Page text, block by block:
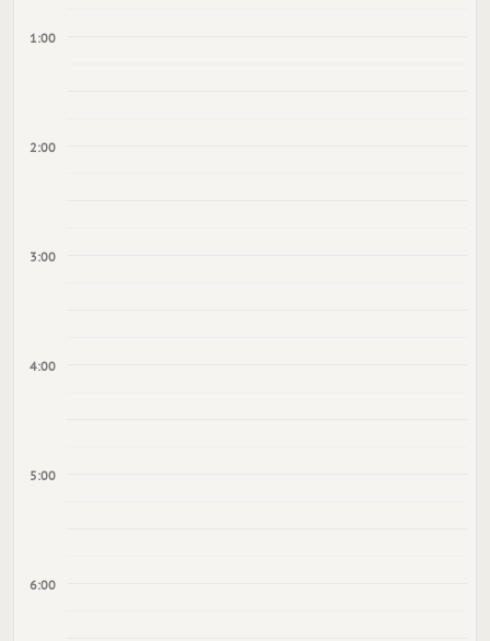
1:00
2:00
3:00
4:00
5:00
6:00